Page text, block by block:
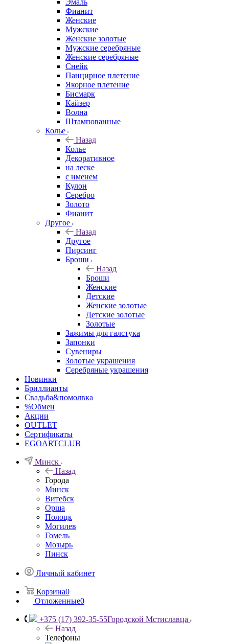
Эмаль
Фианит
Женские
Мужские
Женские золотые
Мужские серебряные
Женские серебряные
Снейк
Панцирное плетение
Якорное плетение
Бисмарк
Кайзер
Волна
Штампованные
Колье
Назад
Колье
Декоративное
на леске
с именем
Кулон
Серебро
Золото
Фианит
Другое
Назад
Другое
Пирсинг
Броши
Назад
Броши
Женские
Детские
Женские золотые
Детские золотые
Золотые
Зажимы для галстука
Запонки
Сувениры
Золотые украшения
Серебряные украшения
Новинки
Бриллианты
Свадьба&помолвка
%Обмен
Акции
OUTLET
Сертификаты
EGOARTCLUB
Минск
Назад
Города
Минск
Витебск
Орша
Полоцк
Могилев
Гомель
Мозырь
Пинск
Личный кабинет
Корзина0
Отложенные0
+375 (17) 392-35-55Городской Мстиславца
Назад
Телефоны